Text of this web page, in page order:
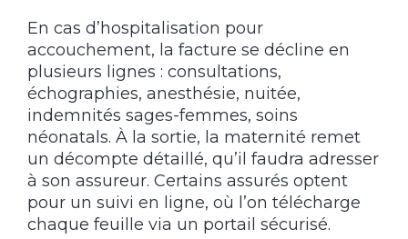
En cas d’hospitalisation pour
accouchement, la facture se décline en
plusieurs lignes : consultations,
échographies, anesthésie, nuitée,
indemnités sages-femmes, soins
néonatals. À la sortie, la maternité remet
un décompte détaillé, qu’il faudra adresser
à son assureur. Certains assurés optent
pour un suivi en ligne, où l’on télécharge
chaque feuille via un portail sécurisé.